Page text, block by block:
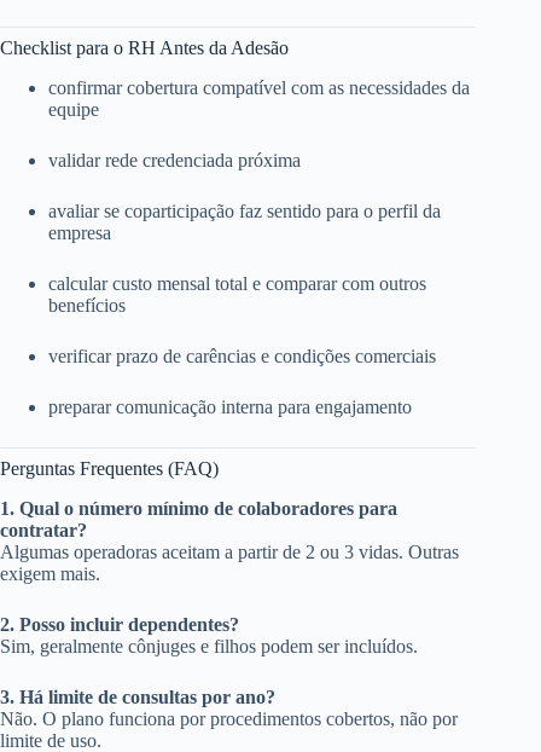
Checklist para o RH Antes da Adesão
confirmar cobertura compatível com as necessidades da
equipe
validar rede credenciada próxima
avaliar se coparticipação faz sentido para o perfil da
empresa
calcular custo mensal total e comparar com outros
benefícios
verificar prazo de carências e condições comerciais
preparar comunicação interna para engajamento
Perguntas Frequentes (FAQ)
1. Qual o número mínimo de colaboradores para
contratar?
Algumas operadoras aceitam a partir de 2 ou 3 vidas. Outras
exigem mais.
2. Posso incluir dependentes?
Sim, geralmente cônjuges e filhos podem ser incluídos.
3. Há limite de consultas por ano?
Não. O plano funciona por procedimentos cobertos, não por
limite de uso.